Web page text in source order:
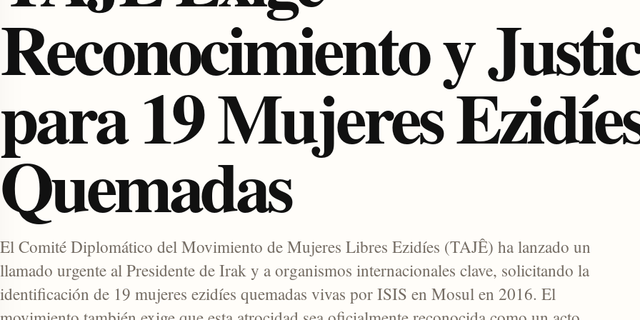
Reconocimiento y
para 19 Mujeres
Quemadas
El Comité Diplomático del Movimiento de Mujeres Libres Ezidíes (TAJÊ) ha lanzado un
llamado urgente al Presidente de Irak y a organismos internacionales clave, solicitando la
identificación de 19 mujeres ezidíes quemadas vivas por ISIS en Mosul en 2016. El